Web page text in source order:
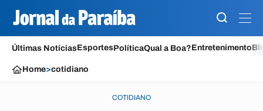
Últimas NotíciasEsportesPolíticaQual a Boa?Entretenimento
Home>cotidiano
COTIDIANO